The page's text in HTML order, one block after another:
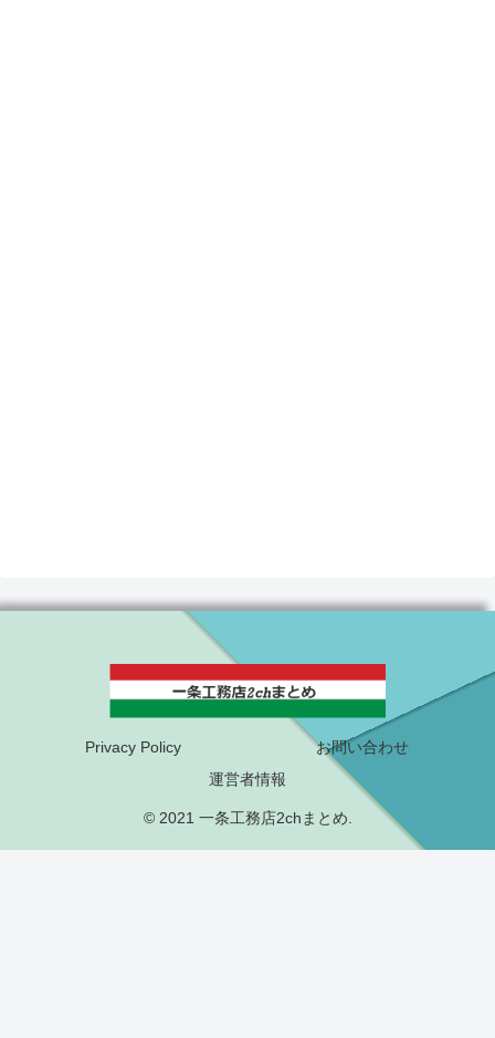
Privacy Policy
お問い合わせ
運営者情報
© 2021 一条工務店2chまとめ.